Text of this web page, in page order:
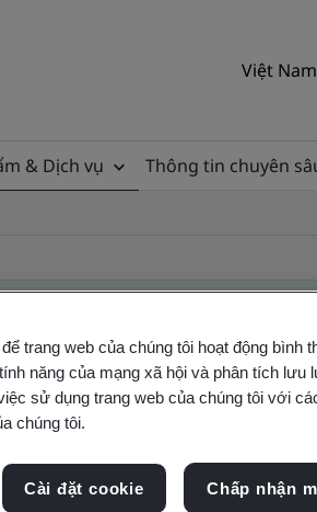
Việt
& Dịch vụ Thông tin chuyên
- Validation and Verification
trang web của chúng tôi hoạt động bình
năng của mạng xã hội và phân tích lưu
sử dụng trang web của chúng tôi với
chúng tôi.
Cài đặt cookie Chấp nhận